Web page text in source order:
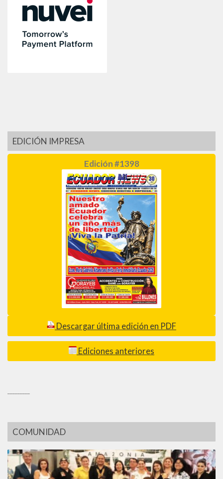
EDICIÓN IMPRESA
Edición #1398
Descargar última edición en PDF
Ediciones anteriores
COMUNIDAD